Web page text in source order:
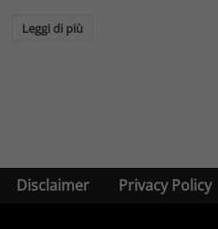
Leggi di più
Disclaimer Privacy Policy